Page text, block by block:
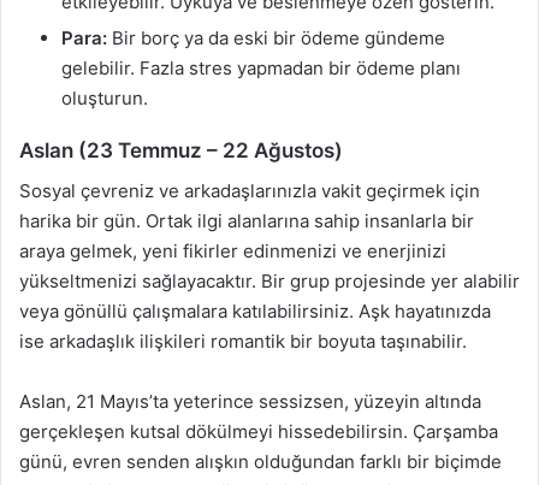
Para: Bir borç ya da eski bir ödeme gündeme
gelebilir. Fazla stres yapmadan bir ödeme planı
oluşturun.
Aslan (23 Temmuz – 22 Ağustos)
Sosyal çevreniz ve arkadaşlarınızla vakit geçirmek için
harika bir gün. Ortak ilgi alanlarına sahip insanlarla bir
araya gelmek, yeni fikirler edinmenizi ve enerjinizi
yükseltmenizi sağlayacaktır. Bir grup projesinde yer alabilir
veya gönüllü çalışmalara katılabilirsiniz. Aşk hayatınızda
ise arkadaşlık ilişkileri romantik bir boyuta taşınabilir.
Aslan, 21 Mayıs’ta yeterince sessizsen, yüzeyin altında
gerçekleşen kutsal dökülmeyi hissedebilirsin. Çarşamba
günü, evren senden alışkın olduğundan farklı bir biçimde